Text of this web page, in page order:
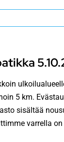
5 km.
sisältää
varrella